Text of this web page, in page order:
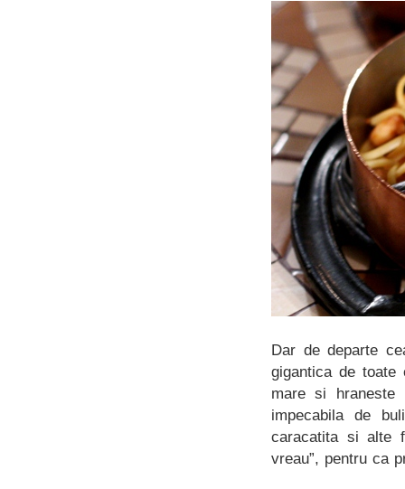
Dar de departe
gigantica de
mare si
impecabila de
caracatita si alte
vreau”, pentru ca